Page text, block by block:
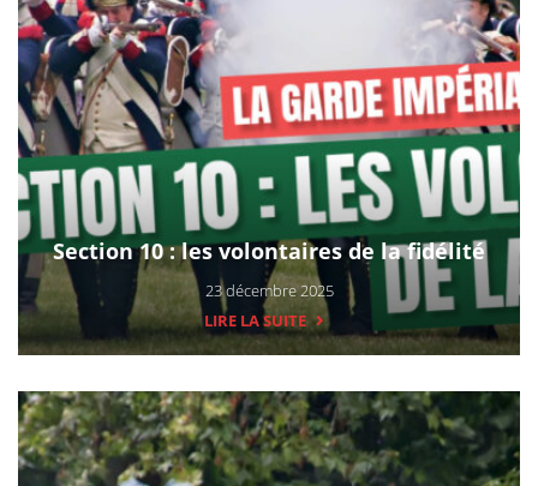
Section 10 : les volontaires de la fidélité
23 décembre 2025
LIRE LA SUITE